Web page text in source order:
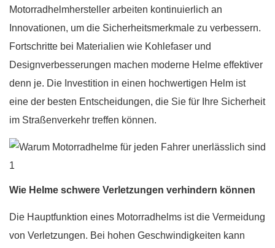
Motorradhelmhersteller arbeiten kontinuierlich an
Innovationen, um die Sicherheitsmerkmale zu verbessern.
Fortschritte bei Materialien wie Kohlefaser und
Designverbesserungen machen moderne Helme effektiver
denn je. Die Investition in einen hochwertigen Helm ist
eine der besten Entscheidungen, die Sie für Ihre Sicherheit
im Straßenverkehr treffen können.
Wie Helme schwere Verletzungen verhindern können
Die Hauptfunktion eines Motorradhelms ist die Vermeidung
von Verletzungen. Bei hohen Geschwindigkeiten kann